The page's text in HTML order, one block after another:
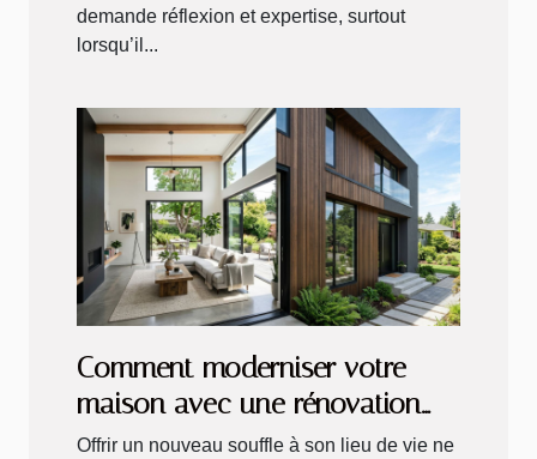
demande réflexion et expertise, surtout
lorsqu’il...
Comment moderniser votre
maison avec une rénovation
intérieure et extérieure ?
Offrir un nouveau souffle à son lieu de vie ne